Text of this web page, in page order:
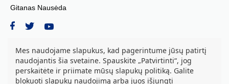
Gitanas Nausėda
© 2026 Lietuvos Respublikos Prezidento kanceliarija, biudžetinė įstaiga.
Visos teisės saugomos.
Mes naudojame slapukus, kad pagerintume jūsų patirtį
naudojantis šia svetaine. Spauskite „Patvirtinti“, jog
perskaitėte ir priimate mūsų slapukų politiką. Galite
blokuoti slapukų naudojimą arba juos išjungti